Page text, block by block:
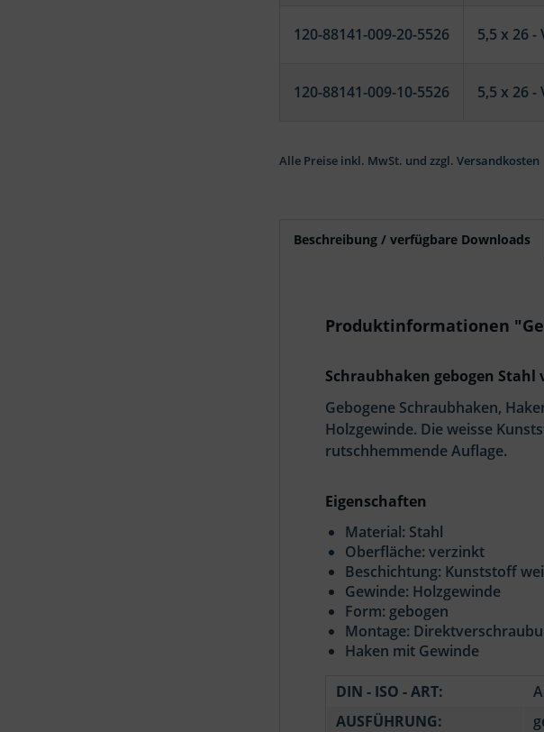
120-88141-009-20-5526 5,5 x 26 -
120-88141-009-10-5526 5,5 x 26 -
Alle Preise inkl. MwSt. und zzgl. Versandkosten
Beschreibung / verfügbare Downloads
Produktinformationen
Schraubhaken gebogen
Gebogene Schraubhaken,
Holzgewinde. Die weisse
rutschhemmende Auflage.
Eigenschaften
Material: Stahl
Oberfläche: verzinkt
Beschichtung: Kunststoff
Gewinde: Holzgewinde
Form: gebogen
Montage:
Haken mit Gewinde
DIN - ISO - ART:
AUSFÜHRUNG: